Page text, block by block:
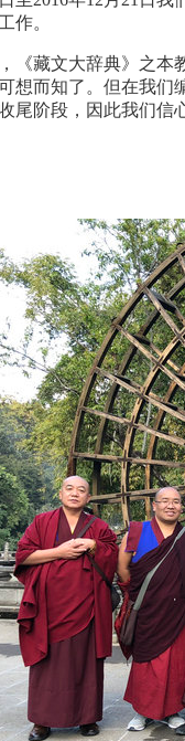
作。
《藏文大辞典》之本
想而知了。但在我们
尾阶段，因此我们信